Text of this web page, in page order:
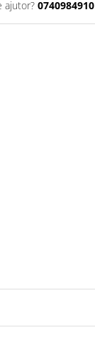
ajutor? 0740984910